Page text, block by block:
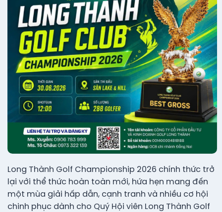
Long Thành Golf Championship 2026 chính thức trở
lại với thể thức hoàn toàn mới, hứa hẹn mang đến
một mùa giải hấp dẫn, cạnh tranh và nhiều cơ hội
chinh phục dành cho Quý Hội viên Long Thành Golf